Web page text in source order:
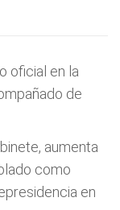
oficial en la
de
aumenta
como
en